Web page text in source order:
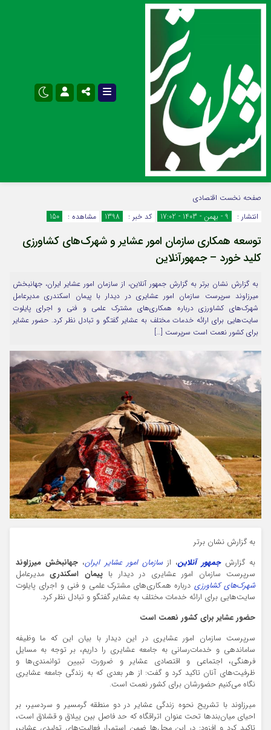
اینستاگرام
سروش
ایتا
آپارات
اپلیکیشن
نام کاربری یا نشانی ایمیل
رمز عبور
مرا به خاطر بسپار
Forget Password
صفحه نخست اقتصادی
انتشار :
9 - بهمن - 1403 - 17:02 کد خبر : 1398 مشاهده : 150
توسعه همکاری سازمان امور عشایر و شهرک‌های کشاورزی
کلید خورد – جمهورآنلاین
به گزارش نشان برتر به گزارش جمهور آنلاین، از سازمان امور عشایر ایران، جهانبخش
میرزاوند سرپرست سازمان امور عشایری در دیدار با پیمان اسکندری مدیرعامل
شهرک‌های کشاورزی درباره همکاری‌های مشترک علمی و فنی و اجرای پایلوت
سایت‌هایی برای ارائه خدمات مختلف به عشایر گفتگو و تبادل نظر کرد. حضور عشایر
برای کشور نعمت است سرپرست […]
به گزارش نشان برتر
به گزارشجمهور آنلاین، از سازمان امور عشایر ایران، جهانبخش میرزاوند
سرپرست سازمان امور عشایری در دیدار باپیمان اسکندری مدیرعامل
شهرک‌های کشاورزی درباره همکاری‌های مشترک علمی و فنی و اجرای پایلوت
سایت‌هایی برای ارائه خدمات مختلف به عشایر گفتگو و تبادل نظر کرد.
حضور عشایر برای کشور نعمت است
سرپرست سازمان امور عشایری در این دیدار با بیان این که ما وظیفه
ساماندهی و خدمات‌رسانی به جامعه عشایری را داریم، بر توجه به مسایل
فرهنگی، اجتماعی و اقتصادی عشایر و ضرورت تبیین توانمندی‌ها و
ظرفیت‌های آنان تاکید کرد و گفت: از هر بعدی که به زندگی جامعه عشایری
نگاه می‌کنیم حضورشان برای کشور نعمت است.
میرزاوند با تشریح نحوه زندگی عشایر در دو منطقه گرمسیر و سردسیر، بر
احیای میان‌بندها تحت عنوان اتراقگاه که حد فاصل بین ییلاق و قشلاق است،